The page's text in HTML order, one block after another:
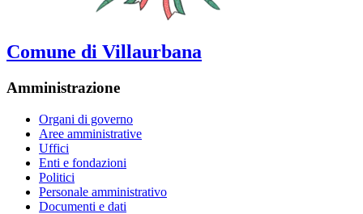
Comune di Villaurbana
Amministrazione
Organi di governo
Aree amministrative
Uffici
Enti e fondazioni
Politici
Personale amministrativo
Documenti e dati